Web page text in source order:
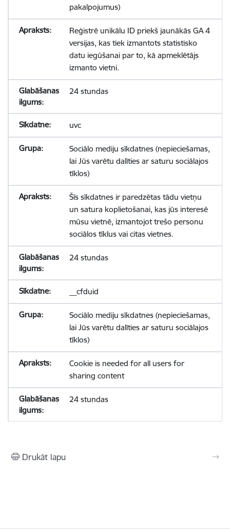
pakalpojumus)
Reģistrē unikālu ID priekš jaunākās GA 4
versijas, kas tiek izmantots statistisko
datu iegūšanai par to, kā apmeklētājs
izmanto vietni.
24 stundas
uvc
Sociālo mediju sīkdatnes (nepieciešamas,
lai Jūs varētu dalīties ar saturu sociālajos
tīklos)
Šīs sīkdatnes ir paredzētas tādu vietņu
un satura koplietošanai, kas jūs interesē
mūsu vietnē, izmantojot trešo personu
sociālos tīklus vai citas vietnes.
24 stundas
__cfduid
Sociālo mediju sīkdatnes (nepieciešamas,
lai Jūs varētu dalīties ar saturu sociālajos
tīklos)
Cookie is needed for all users for
sharing content
24 stundas
Drukāt lapu